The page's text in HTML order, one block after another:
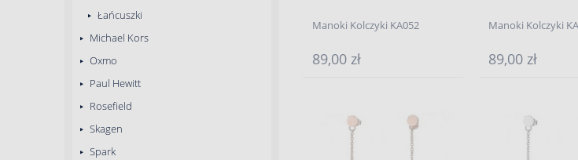
Łańcuszki
Michael Kors
Oxmo
Paul Hewitt
Rosefield
Skagen
Spark
Manoki Kolczyki KA052
89,00 zł
Manoki Kolczyki
89,00 zł